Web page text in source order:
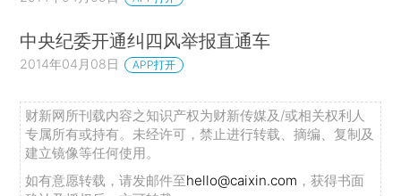
中央纪委开通纠四风举报直通车
2014年04月08日 APP打开
财新网所刊载内容之知识产权为财新传媒及/或相关权利人
专属所有或持有。未经许可，禁止进行转载、摘编、复制及
建立镜像等任何使用。
如有意愿转载，请发邮件至hello@caixin.com ，获得书面